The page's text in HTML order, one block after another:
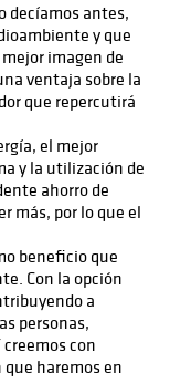
decíamos antes,
y que
imagen de
ventaja sobre la
que repercutirá
el mejor
y la utilización de
ahorro de
más, por lo que el
beneficio que
Con la opción
a
personas,
con
haremos en